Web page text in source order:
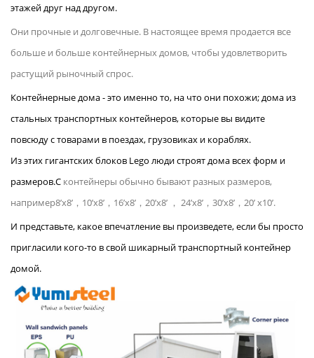
этажей друг над другом.
Они прочные и долговечные. В настоящее время продается все
больше и больше контейнерных домов, чтобы удовлетворить
растущий рыночный спрос.
Контейнерные дома - это именно то, на что они похожи;дома из
стальных транспортных контейнеров, которые вы видите
повсюду с товарами в поездах, грузовиках и кораблях.
Из этих гигантских блоков Lego люди строят дома всех форм и
размеров.C контейнеры обычно бывают разных размеров,
например8’x8’， 10’x8’， 16’x8’， 20’x8’ ， 24’x8’， 30’x8’， 20’x10’.
И представьте, какое впечатление вы произведете, если бы просто
пригласили кого-то в свой шикарный транспортный контейнер
домой.